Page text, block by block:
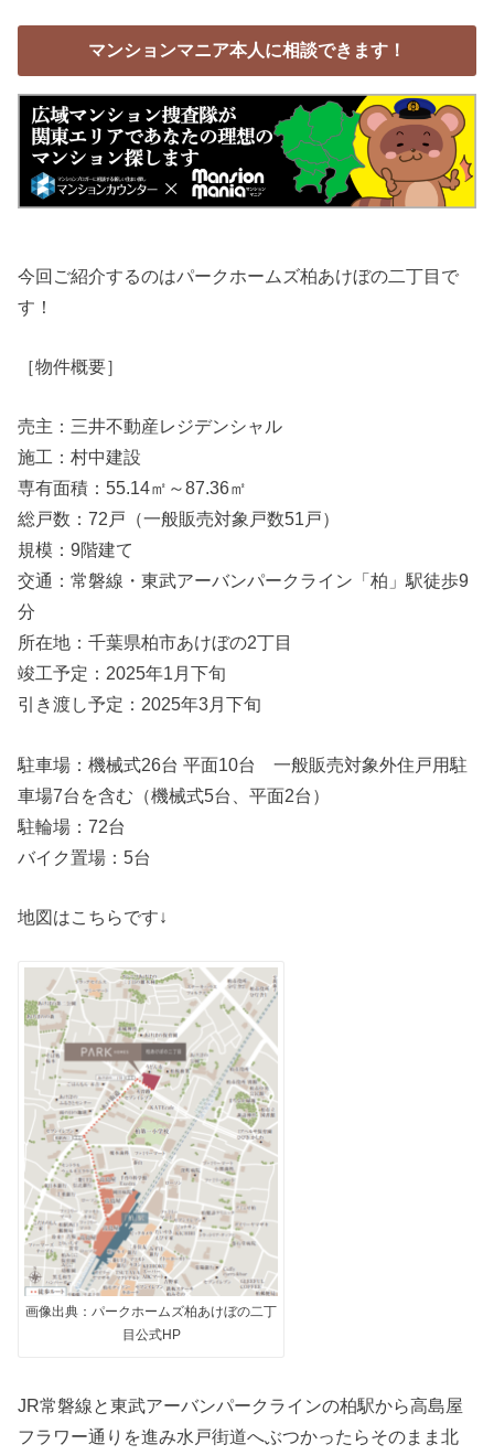
マンションマニア本人に相談できます！
今回ご紹介するのはパークホームズ柏あけぼの二丁目で
す！
［物件概要］
売主：三井不動産レジデンシャル
施工：村中建設
専有面積：55.14㎡～87.36㎡
総戸数：72戸（一般販売対象戸数51戸）
規模：9階建て
交通：常磐線・東武アーバンパークライン「柏」駅徒歩9
分
所在地：千葉県柏市あけぼの2丁目
竣工予定：2025年1月下旬
引き渡し予定：2025年3月下旬
駐車場：機械式26台 平面10台 一般販売対象外住戸用駐
車場7台を含む（機械式5台、平面2台）
駐輪場：72台
バイク置場：5台
地図はこちらです↓
画像出典：パークホームズ柏あけぼの二丁
目公式HP
JR常磐線と東武アーバンパークラインの柏駅から高島屋
フラワー通りを進み水戸街道へぶつかったらそのまま北